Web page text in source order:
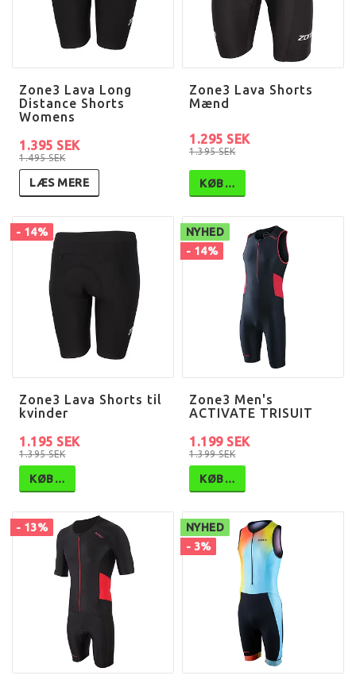
Zone3 Lava Long
Distance Shorts
Womens
1.495 SEK
1.395 SEK
LÆS MERE
Zone3 Lava Shorts
Mænd
1.395 SEK
1.295 SEK
KØB…
- 14%
Zone3 Lava Shorts til
kvinder
1.395 SEK
1.195 SEK
KØB…
NYHED
- 14%
Zone3 Men's
ACTIVATE TRISUIT
1.399 SEK
1.199 SEK
KØB…
- 13%
NYHED
- 3%